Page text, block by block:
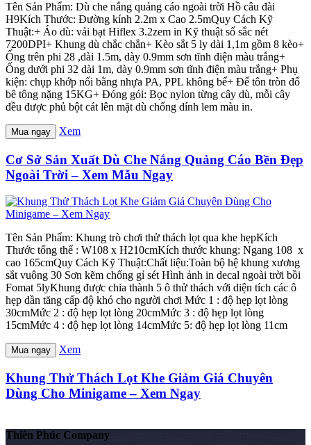
Tên Sản Phẩm: Dù che nắng quảng cáo ngoài trời Hồ câu đài
H9Kích Thước: Đường kính 2.2m x Cao 2.5mQuy Cách Kỹ
Thuật:+ Áo dù: vải bạt Hiflex 3.2zem in Kỹ thuật số sắc nét
7200DPI+ Khung dù chắc chắn+ Kèo sắt 5 ly dài 1,1m gồm 8 kèo+
Ống trên phi 28 ,dài 1.5m, dày 0.9mm sơn tĩnh điện màu trắng+
Ống dưới phi 32 dài 1m, dày 0.9mm sơn tĩnh điện màu trắng+ Phụ
kiện: chụp khớp nối bằng nhựa PA, PPL không bể+ Đế tôn tròn đổ
bê tông nặng 15KG+ Đóng gói: Bọc nylon từng cây dù, mỗi cây
đều được phủ bột cát lên mặt dù chống dính lem màu in.
Mua ngay Xem
Cơ Sở Sản Xuất Dù Che Nắng Quảng Cáo Bền Đẹp
Ngoài Trời – Xem Mẫu Ngay
Tên Sản Phẩm: Khung trò chơi thử thách lọt qua khe hẹpKích
Thước tổng thể : W108 x H210cmKích thước khung: Ngang 108 x
cao 165cmQuy Cách Kỹ Thuật:Chất liệu:Toàn bộ hệ khung xương
sắt vuông 30 Sơn kẽm chống gỉ sét Hình ảnh in decal ngoài trời bồi
Fomat 5lyKhung được chia thành 5 ô thử thách với diện tích các ô
hẹp dần tăng cấp độ khó cho người chơi Mức 1 : độ hẹp lọt lòng
30cmMức 2 : độ hẹp lọt lòng 20cmMức 3 : độ hẹp lọt lòng
15cmMức 4 : độ hẹp lọt lòng 14cmMức 5: độ hẹp lọt lòng 11cm
Mua ngay Xem
Khung Thử Thách Lọt Khe Giảm Giá Chuyên
Dùng Cho Minigame – Xem Ngay
Thiên Phúc Company